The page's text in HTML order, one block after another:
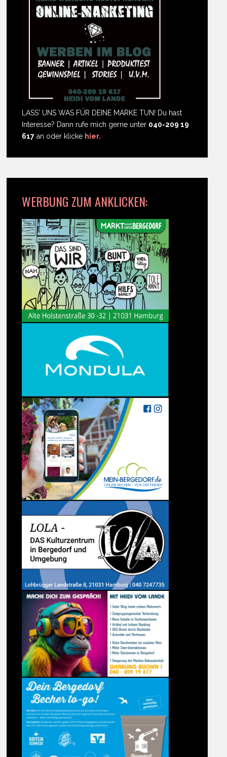
LASS' UNS WAS FÜR DEINE MARKE TUN! Du hast
Interesse? Dann rufe mich gerne unter 040-209 19
617 an oder klicke hier.
WERBUNG ZUM ANKLICKEN: